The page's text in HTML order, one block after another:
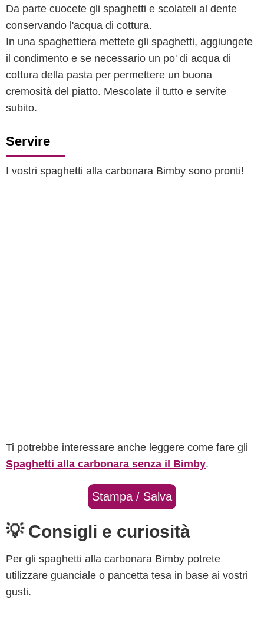
Da parte cuocete gli spaghetti e scolateli al dente
conservando l'acqua di cottura.
In una spaghettiera mettete gli spaghetti, aggiungete
il condimento e se necessario un po' di acqua di
cottura della pasta per permettere un buona
cremosità del piatto. Mescolate il tutto e servite
subito.
Servire
I vostri spaghetti alla carbonara Bimby sono pronti!
Ti potrebbe interessare anche leggere come fare gli
Spaghetti alla carbonara senza il Bimby.
Stampa / Salva
💡 Consigli e curiosità
Per gli spaghetti alla carbonara Bimby potrete
utilizzare guanciale o pancetta tesa in base ai vostri
gusti.